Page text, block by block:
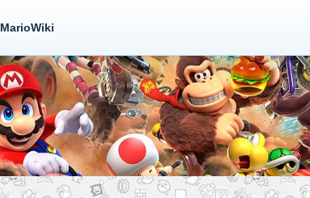
MarioWiki